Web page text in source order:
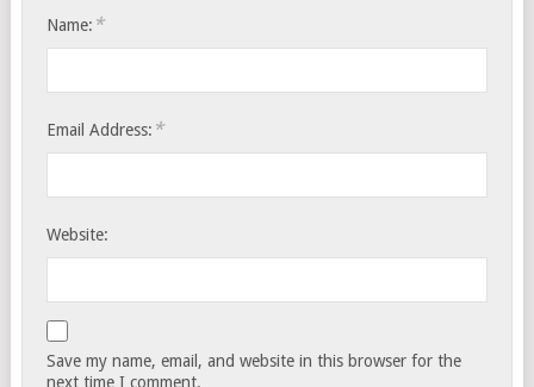
Name: *
Email Address: *
Website:
Save my name, email, and website in this browser for the
next time I comment.